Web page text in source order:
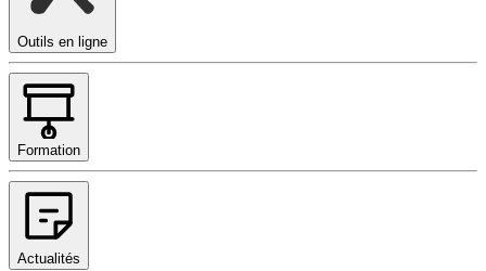
Outils en ligne
Formation
Actualités